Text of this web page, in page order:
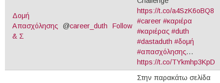
Δομή
Απασχόλησης
& Σ
@career_duth Follow
https://t.co/a4SzK6oBQ8
#career #καριέρα
#καριέρας #duth
#dastaduth #δομή
#απασχόλησης…
https://t.co/TYkmhp3KpD
Στην παρακάτω σελίδα